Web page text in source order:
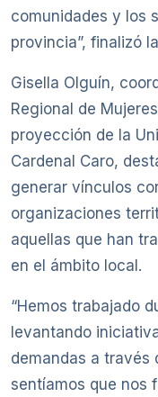
comunidades y los
provincia”, finalizó
Gisella Olguín,
Regional de
proyección de la
Cardenal Caro,
generar vínculos
organizaciones
aquellas que han
en el ámbito local.
“Hemos trabajado
levantando
demandas a través
sentíamos que nos